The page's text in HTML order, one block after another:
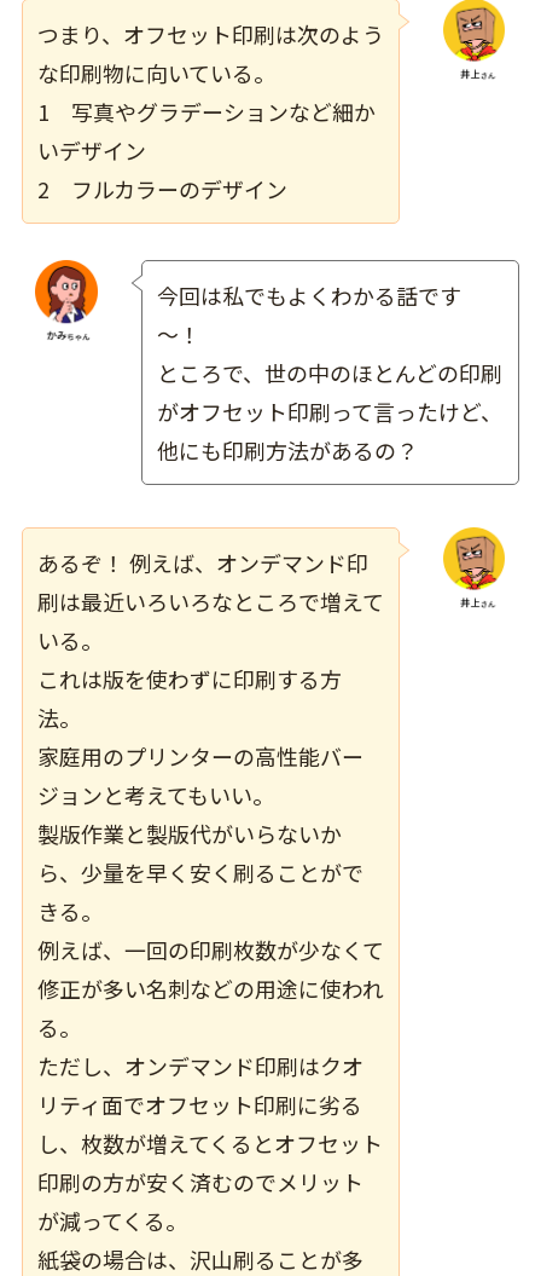
つまり、オフセット印刷は次のよう
な印刷物に向いている。
1 写真やグラデーションなど細か
いデザイン
2 フルカラーのデザイン
今回は私でもよくわかる話です
～！
ところで、世の中のほとんどの印刷
がオフセット印刷って言ったけど、
他にも印刷方法があるの？
あるぞ！ 例えば、オンデマンド印
刷は最近いろいろなところで増えて
いる。
これは版を使わずに印刷する方
法。
家庭用のプリンターの高性能バー
ジョンと考えてもいい。
製版作業と製版代がいらないか
ら、少量を早く安く刷ることがで
きる。
例えば、一回の印刷枚数が少なくて
修正が多い名刺などの用途に使われ
る。
ただし、オンデマンド印刷はクオ
リティ面でオフセット印刷に劣る
し、枚数が増えてくるとオフセット
印刷の方が安く済むのでメリット
が減ってくる。
紙袋の場合は、沢山刷ることが多